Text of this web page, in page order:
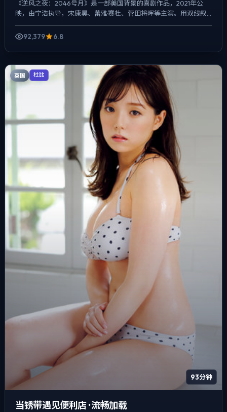
《逆风之夜：2046号月》是一部美国背景的喜剧作品，2021年公
映，由宁浩执导，宋康昊、蕾雅·赛杜、菅田将晖等主演。用双线叙
事把过去与现在拧成一股绳，冲突并非来自夸张奇观，而来...
92,379
6.8
英国 杜比
93分钟
当锈带遇见便利店 · 流畅加载